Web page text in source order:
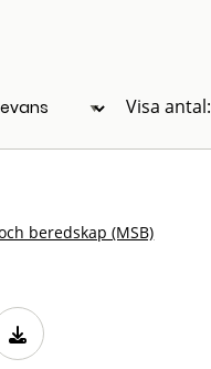
Visa antal:
beredskap (MSB)